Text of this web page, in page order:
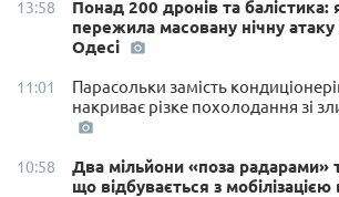
13:58
Понад 200 дронів та балістика:
пережила масовану нічну атаку
Одесі
11:01
Парасольки замість
накриває різке похолодання зі
10:58
Два мільйони «поза радарами»
що відбувається з мобілізацією